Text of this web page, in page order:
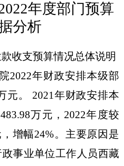
22年度部门预算
分析
收支预算情况总体说明
2022年财政安排本级部
元。 2021年财政安排本
万元，2022年度较
增幅24%。主要原因是
事业单位工作人员西藏